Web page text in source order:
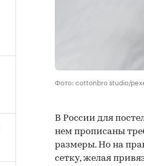
Фото: cottonbro studio/
В России для
нем прописаны
размеры. Но на
сетку, желая